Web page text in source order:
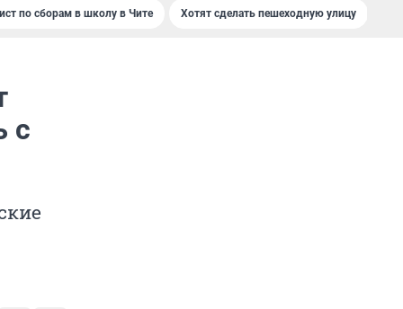
по сборам в школу в Чите Хотят сделать пешеходную улицу
с